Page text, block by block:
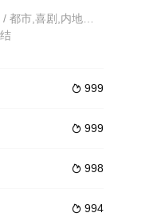
 999
 999
 998
 994